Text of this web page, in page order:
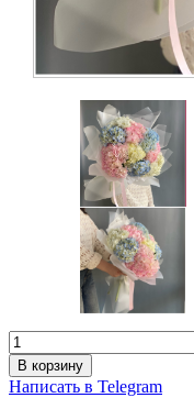
В корзину
Написать в Telegram